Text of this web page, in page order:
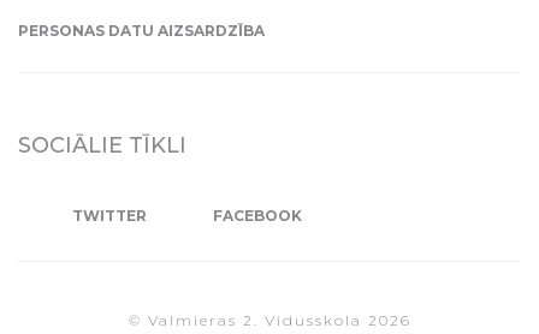
PERSONAS DATU AIZSARDZĪBA
SOCIĀLIE TĪKLI
TWITTER FACEBOOK
© Valmieras 2. Vidusskola 2026